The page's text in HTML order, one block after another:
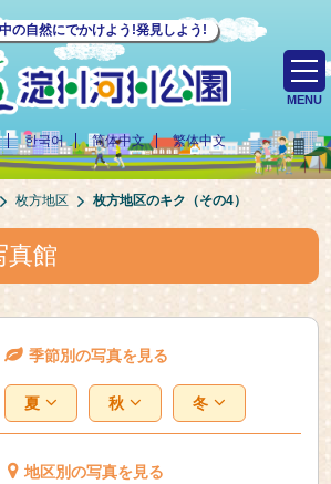
の自然にでかけよう!発見しよう!
한국어 简体中文 繁体中文
MENU
枚方地区 枚方地区のキク（その4）
真館
季節別の写真を見る
夏 秋 冬
地区別の写真を見る